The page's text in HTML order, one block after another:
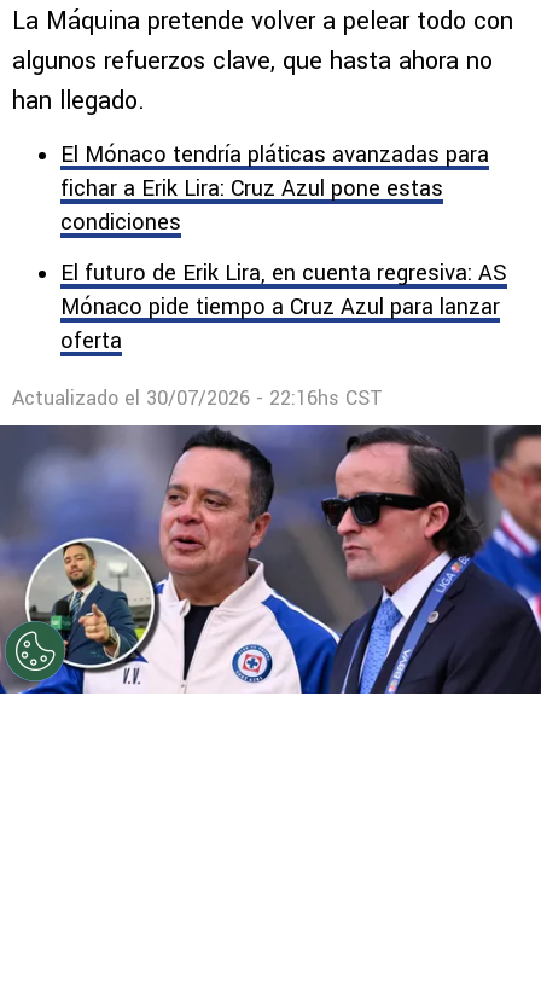
La Máquina pretende volver a pelear todo con
algunos refuerzos clave, que hasta ahora no
han llegado.
El Mónaco tendría pláticas avanzadas para
fichar a Erik Lira: Cruz Azul pone estas
condiciones
El futuro de Erik Lira, en cuenta regresiva: AS
Mónaco pide tiempo a Cruz Azul para lanzar
oferta
Actualizado el 30/07/2026 - 22:16hs CST